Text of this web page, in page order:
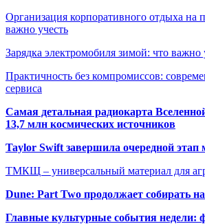
Организация корпоративного отдыха на
важно учесть
Зарядка электромобиля зимой: что важно
Практичность без компромиссов:
сервиса
Самая детальная радиокарта
13,7 млн космических источников
Taylor Swift завершила очередной этап
ТМКЩ – универсальный материал для
Dune: Part Two продолжает собирать
Главные культурные события недели: